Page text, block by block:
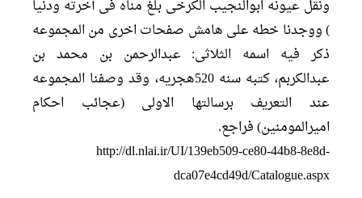
ونقل عیونه ابوالنجیب الکرخی بلغ مناه فی آخرته ودنیا
) ووجدنا خطه علی هامش صفحات اخری من المجموعه
ذکر فیه اسمه الثلاثی: عبدالرحمن بن محمد بن
عبدالکربم، کتبه سنه 520هجریه، وقد وصفنا المجموعه
عند التعریف برسالتها الاولی (عجائب احکام
امیرالمومنین) فراجع.
http://dl.nlai.ir/UI/139eb509-ce80-44b8-8e8d-
dca07e4cd49d/Catalogue.aspx